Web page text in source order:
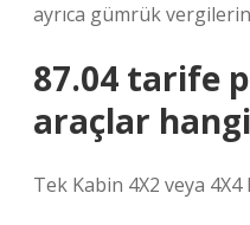
ayrıca gümrük
87.04 tarife
araçlar
Tek Kabin 4X2 veya